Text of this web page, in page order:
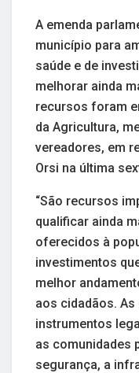
A emenda
município para
saúde e de
melhorar ainda
recursos foram
da Agricultura,
vereadores, em
Orsi na última
“São recursos
qualificar ainda
oferecidos à
investimentos
melhor
aos cidadãos.
instrumentos
as comunidades
segurança, a